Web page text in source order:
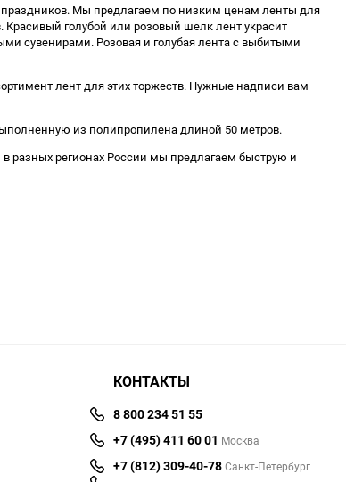
праздников. Мы предлагаем по низким ценам ленты для
голубой или розовый шелк лент украсит
сувенирами. Розовая и голубая лента с выбитыми
лент для этих торжеств. Нужные надписи вам
из полипропилена длиной 50 метров.
разных регионах России мы предлагаем быструю и
КОНТАКТЫ
8 800 234 51 55
+7 (495) 411 60 01 Москва
+7 (812) 309-40-78Санкт-Петербург